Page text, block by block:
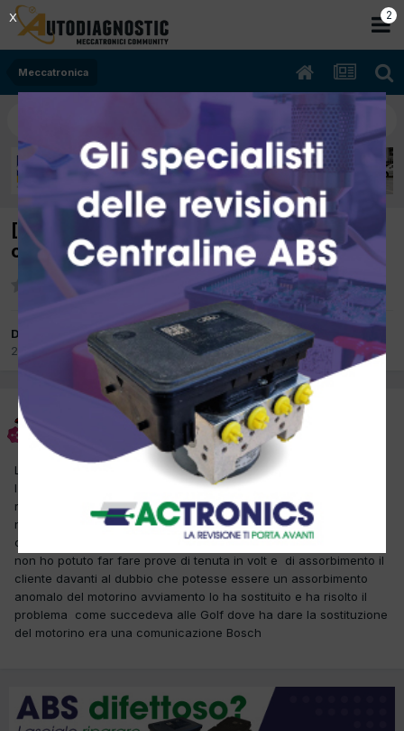
Meccatronica
[Toyota Avensis TDi] avviamento lungo a
caldo
Da inge
29 Ottobre 2007in Meccatronica
29 Ottobre 2007
La vettura in questione presentava un avviamento lungo a caldo
l'autoriparatore aveva verificato la tenuta del circuito gasolio la
resistenza del bulbo temperatura motore ma senza trovare
nessun difetto, parlandoci al telefono gli ho fatto provare a
collegare una batteria in parallelo e il veicolo partiva purtroppo
non ho potuto far fare prove di tenuta in volt e di assorbimento il
cliente davanti al dubbio che potesse essere un assorbimento
anomalo del motorino avviamento lo ha sostituito e ha risolto il
problema come succedeva alle Golf dove ha dare la sostituzione
del motorino era una comunicazione Bosch
2
X